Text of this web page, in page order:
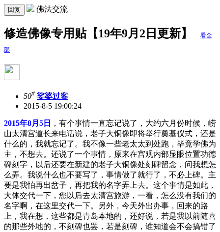
回复 佛法交流
修造佛像专用贴【19年9月2日更新】 看全
部
50# 娑婆过客
2015-8-5 19:00:24
2015年8月5日
，有个事情一直忘记说了，大约六月份时候，崂
山太清宫道长来电话说，老子大铜像即将举行奠基仪式，还是
什么的，我就忘记了。我不像一些老太太到处跑，毕竟学佛为
主，不想去。还说了一个事情，原来在宫观内部显眼位置功德
碑刻字，以后还要在新建的老子大铜像处刻碑留念，问我想怎
么弄。我说什么也不要写了，事情做了就行了，不必上碑。主
要是我怕再出岔子，再把我的名字弄上去。这个事情是如此，
大体交代一下，您以后去太清宫旅游，一看，怎么没有我们的
名字啊，在这里交代一下。另外，今天外出办事，回来的路
上，我在想，这些都是青岛本地的，还好说，若是我以前随喜
的那些外地的，不刻碑也罢，若是刻碑，谁知道会不会搞错了